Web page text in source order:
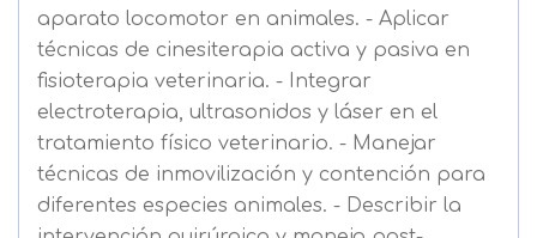
aparato locomotor en animales. - Aplicar
técnicas de cinesiterapia activa y pasiva en
fisioterapia veterinaria. - Integrar
electroterapia, ultrasonidos y láser en el
tratamiento físico veterinario. - Manejar
técnicas de inmovilización y contención para
diferentes especies animales. - Describir la